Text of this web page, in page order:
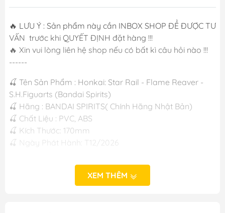
🔥 LƯU Ý : Sản phẩm này cần INBOX SHOP ĐỂ ĐƯỢC TƯ
VẤN trước khi QUYẾT ĐỊNH đặt hàng !!!
🔥 Xin vui lòng liên hệ shop nếu có bất kì câu hỏi nào !!!
------
🍒 Tên Sản Phẩm : Honkai: Star Rail - Flame Reaver -
S.H.Figuarts (Bandai Spirits)
🍒 Hãng : BANDAI SPIRITS( Chính Hãng Nhật Bản)
🍒 Chất Liệu : PVC, ABS
🍒 Kích Thước: 170mm
🍒 Ngày Phát Hành: T12/2026
M FIGURE - MÔ HÌNH ANIME CHÍNH HÃNG NHẬT BẢN
XEM THÊM